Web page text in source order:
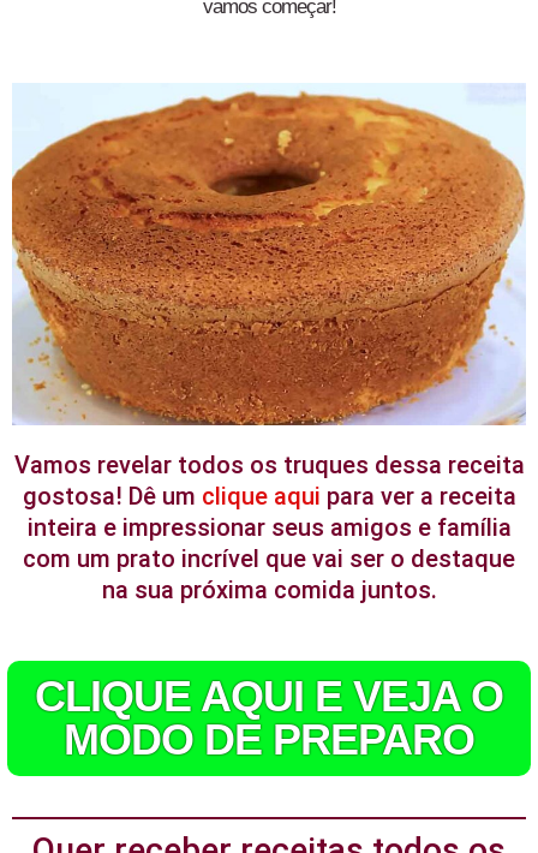
vamos começar!
Vamos revelar todos os truques dessa receita
gostosa! Dê um clique aqui para ver a receita
inteira e impressionar seus amigos e família
com um prato incrível que vai ser o destaque
na sua próxima comida juntos.
CLIQUE AQUI E VEJA O
MODO DE PREPARO